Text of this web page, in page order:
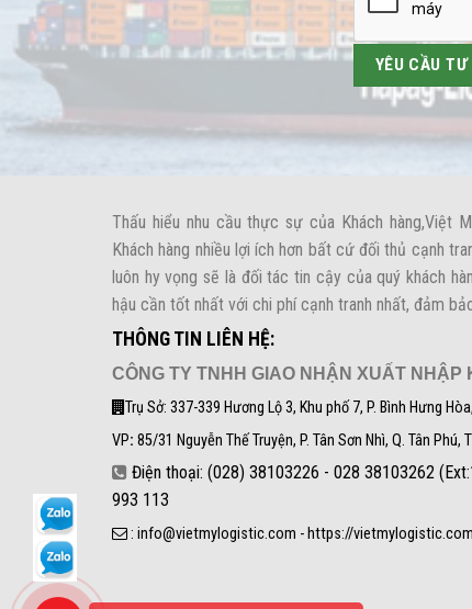
Thấu hiểu nhu cầu thực sự của Khách hàng,Việt
Khách hàng nhiều lợi ích hơn bất cứ đối thủ cạnh
luôn hy vọng sẽ là đối tác tin cậy của quý khách
hậu cần tốt nhất với chi phí cạnh tranh nhất, đảm
THÔNG TIN LIÊN HỆ:
CÔNG TY TNHH GIAO NHẬN XUẤT NHẬP
Trụ Sở: 337-339 Hương Lộ 3, Khu phố 7, P. Bình Hưng
VP: 85/31 Nguyễn Thế Truyện, P. Tân Sơn Nhì, Q. Tân Phú,
Điện thoại: (028) 38103226 - 028 38103262
993 113
: info@vietmylogistic.com - https://vietmylogistic.com